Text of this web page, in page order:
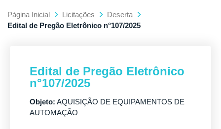
Página Inicial Licitações
Deserta
Edital de Pregão Eletrônico n°107/2025
Edital de Pregão Eletrônico
n°107/2025
Objeto: AQUISIÇÃO DE EQUIPAMENTOS DE
AUTOMAÇÃO